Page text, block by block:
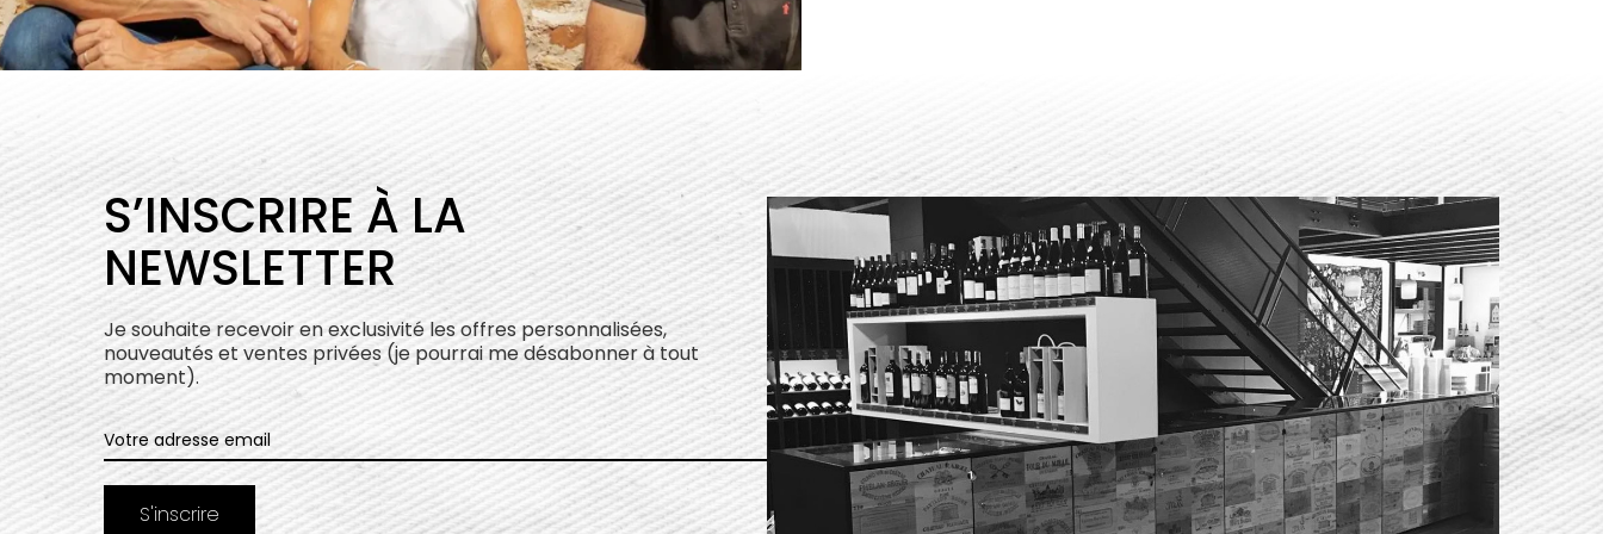
S’INSCRIRE À LA
NEWSLETTER
Je souhaite recevoir en exclusivité les offres personnalisées,
nouveautés et ventes privées (je pourrai me désabonner à tout
moment).